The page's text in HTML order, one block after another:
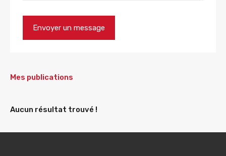
Mes publications
Aucun résultat trouvé !